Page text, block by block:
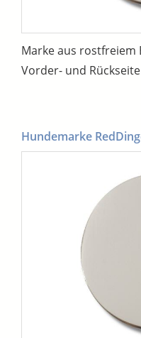
Marke aus rostfreiem
Vorder- und
Hundemarke